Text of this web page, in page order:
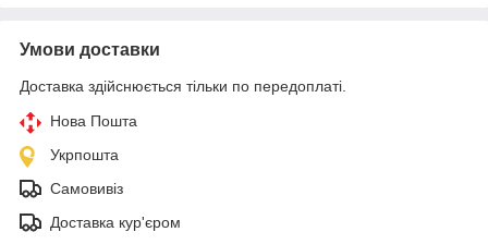
Умови доставки
Доставка здійснюється тільки по передоплаті.
Нова Пошта
Укрпошта
Самовивіз
Доставка кур'єром